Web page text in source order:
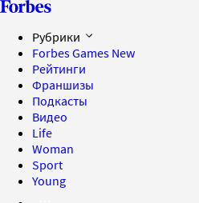
Рубрики
Forbes Games New
Рейтинги
Франшизы
Подкасты
Видео
Life
Woman
Sport
Young